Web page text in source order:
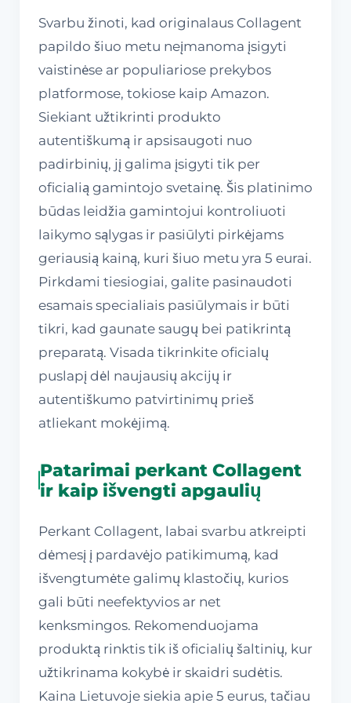
Svarbu žinoti, kad originalaus Collagent
papildo šiuo metu neįmanoma įsigyti
vaistinėse ar populiariose prekybos
platformose, tokiose kaip Amazon.
Siekiant užtikrinti produkto
autentiškumą ir apsisaugoti nuo
padirbinių, jį galima įsigyti tik per
oficialią gamintojo svetainę. Šis platinimo
būdas leidžia gamintojui kontroliuoti
laikymo sąlygas ir pasiūlyti pirkėjams
geriausią kainą, kuri šiuo metu yra 5 eurai.
Pirkdami tiesiogiai, galite pasinaudoti
esamais specialiais pasiūlymais ir būti
tikri, kad gaunate saugų bei patikrintą
preparatą. Visada tikrinkite oficialų
puslapį dėl naujausių akcijų ir
autentiškumo patvirtinimų prieš
atliekant mokėjimą.
Patarimai perkant Collagent
ir kaip išvengti apgaulių
Perkant Collagent, labai svarbu atkreipti
dėmesį į pardavėjo patikimumą, kad
išvengtumėte galimų klastočių, kurios
gali būti neefektyvios ar net
kenksmingos. Rekomenduojama
produktą rinktis tik iš oficialių šaltinių, kur
užtikrinama kokybė ir skaidri sudėtis.
Kaina Lietuvoje siekia apie 5 eurus, tačiau